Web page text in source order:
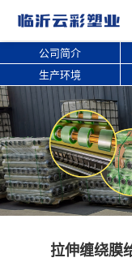
公司简介
生产环境
拉伸缠绕膜